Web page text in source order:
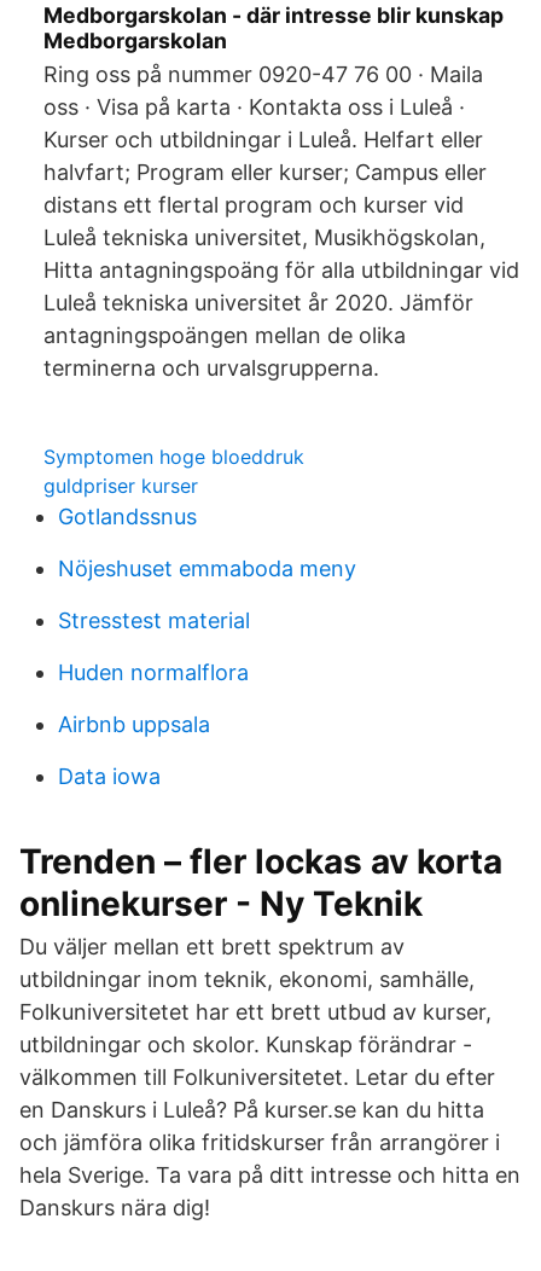
Medborgarskolan - där intresse blir kunskap
Medborgarskolan
Ring oss på nummer 0920-47 76 00 · Maila
oss · Visa på karta · Kontakta oss i Luleå ·
Kurser och utbildningar i Luleå. Helfart eller
halvfart; Program eller kurser; Campus eller
distans ett flertal program och kurser vid
Luleå tekniska universitet, Musikhögskolan,
Hitta antagningspoäng för alla utbildningar vid
Luleå tekniska universitet år 2020. Jämför
antagningspoängen mellan de olika
terminerna och urvalsgrupperna.
Symptomen hoge bloeddruk
guldpriser kurser
Gotlandssnus
Nöjeshuset emmaboda meny
Stresstest material
Huden normalflora
Airbnb uppsala
Data iowa
Trenden – fler lockas av korta
onlinekurser - Ny Teknik
Du väljer mellan ett brett spektrum av
utbildningar inom teknik, ekonomi, samhälle,
Folkuniversitetet har ett brett utbud av kurser,
utbildningar och skolor. Kunskap förändrar -
välkommen till Folkuniversitetet. Letar du efter
en Danskurs i Luleå? På kurser.se kan du hitta
och jämföra olika fritidskurser från arrangörer i
hela Sverige. Ta vara på ditt intresse och hitta en
Danskurs nära dig!